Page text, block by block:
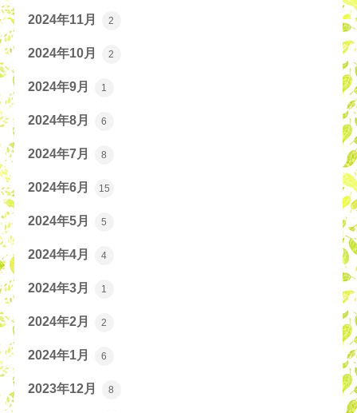
2024年11月 2
2024年10月 2
2024年9月 1
2024年8月 6
2024年7月 8
2024年6月 15
2024年5月 5
2024年4月 4
2024年3月 1
2024年2月 2
2024年1月 6
2023年12月 8